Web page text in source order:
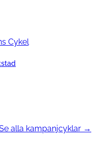
Cykel
alla kampanjcyklar →